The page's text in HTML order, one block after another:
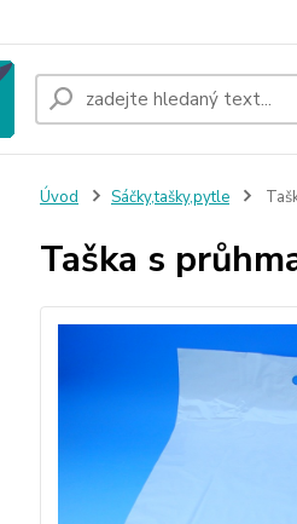
Úvod Sáčky,tašky,pytle
Taška s